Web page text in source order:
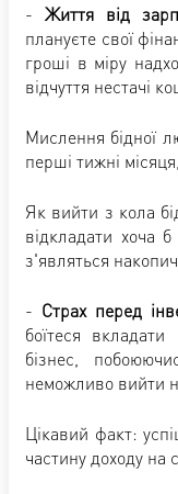
- Життя від
плануєте свої
гроші в міру
відчуття нестачі
Мислення бідної
перші тижні
Як вийти з кола
відкладати хоча
з'являться
- Страх перед
боїтеся
бізнес,
неможливо вийти
Цікавий факт:
частину доходу на